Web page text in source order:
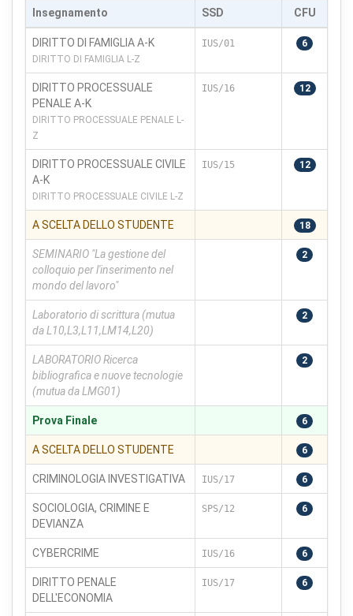
Insegnamento SSD CFU
DIRITTO DI FAMIGLIA A-K
DIRITTO DI FAMIGLIA L-Z
IUS/01 6
DIRITTO PROCESSUALE
PENALE A-K
DIRITTO PROCESSUALE PENALE L-
Z
IUS/16 12
DIRITTO PROCESSUALE CIVILE
A-K
DIRITTO PROCESSUALE CIVILE L-Z
IUS/15 12
A SCELTA DELLO STUDENTE 18
SEMINARIO "La gestione del
colloquio per l'inserimento nel
mondo del lavoro"
2
Laboratorio di scrittura (mutua
da L10,L3,L11,LM14,L20)
2
LABORATORIO Ricerca
bibliografica e nuove tecnologie
(mutua da LMG01)
2
Prova Finale 6
A SCELTA DELLO STUDENTE 6
CRIMINOLOGIA INVESTIGATIVA IUS/17 6
SOCIOLOGIA, CRIMINE E
DEVIANZA
SPS/12 6
CYBERCRIME IUS/16 6
DIRITTO PENALE
DELL'ECONOMIA
IUS/17 6
Preferenze cookie ×
Scegli quali categorie di cookie vuoi accettare. I cookie
necessari sono sempre attivi perché indispensabili al
funzionamento del sito.
Cookie necessari Sempre attivi
Indispensabili al funzionamento del sito (sessione,
non può funzionare correttamente.
Cookie di preferenze
Permettono al sito di ricordare scelte che modificano
l'aspetto o il comportamento (es. lingua, layout).
Cookie statistici
Aiutano a capire come gli utenti interagiscono con il
sito tramite dati raccolti in forma anonima o aggregata.
Cookie di marketing
Utilizzati da terze parti per tracciare l'utente attraverso
siti web allo scopo di mostrare annunci pertinenti.
Salva
preferenze
tutti